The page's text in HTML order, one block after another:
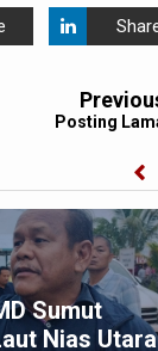
Posting
Sumut
Nias Utara